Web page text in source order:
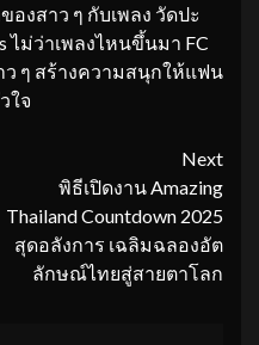
งสาว ๆ กับเพลง วัดปะ
ไม่ว่าเพลงไหนขึ้นมา FC
ว ๆ สร้างความสนุกให้แฟน
ใจ
Next
พิธีเปิดงาน Amazing
Thailand Countdown 2025
สุดอลังการ เฉลิมฉลองอัต
ลักษณ์ไทยสู่สายตาโลก